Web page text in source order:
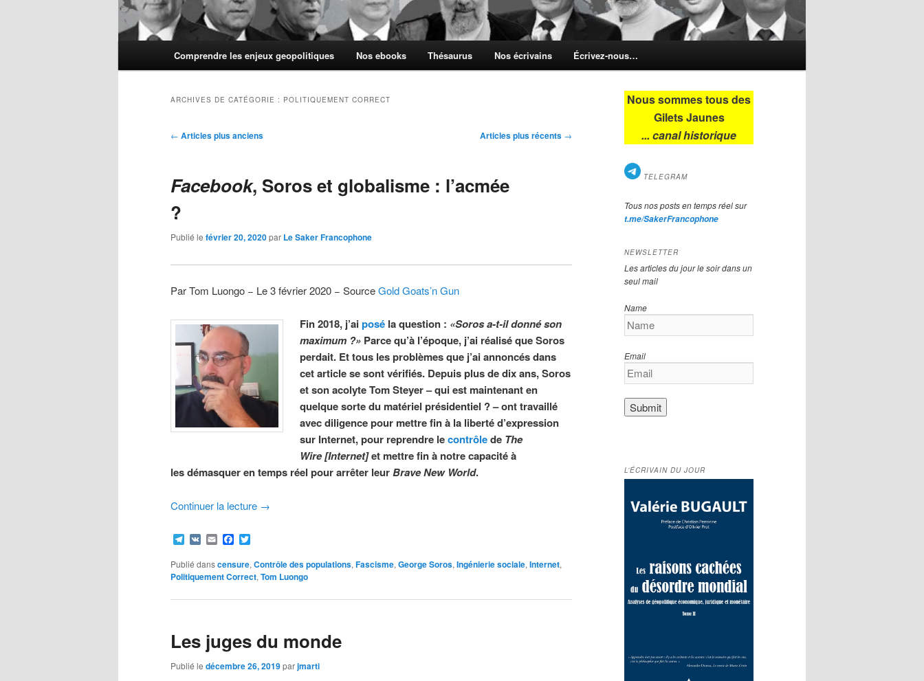
Comprendre les enjeux geopolitiques Nos ebooks Thésaurus Nos écrivains Écrivez-nous…
ARCHIVES DE CATÉGORIE : POLITIQUEMENT CORRECT
Navigation
← Articles plus anciens Articles plus récents →
Facebook, Soros et globalisme : l’acmée
?
Publié le février 20, 2020par Le Saker Francophone
Par Tom Luongo − Le 3 février 2020 − SourceGold Goats’n Gun
Fin 2018, j’aiposé la question : «Soros a-t-il donné son
maximum ?» Parce qu’à l’époque, j’ai réalisé que Soros
perdait. Et tous les problèmes que j’ai annoncés dans
cet article se sont vérifiés. Depuis plus de dix ans, Soros
et son acolyte Tom Steyer – qui est maintenant en
quelque sorte du matériel présidentiel ? – ont travaillé
avec diligence pour mettre fin à la liberté d’expression
sur Internet, pour reprendre lecontrôlede The
Wire[Internet]et mettre fin à notre capacité à
les démasquer en temps réel pour arrêter leurBrave New World.
Continuer la lecture →
Telegram
VK EmailFacebook
Publié danscensure, Contrôle des populations, Fascisme, George Soros, Ingénierie sociale, Internet,
Politiquement Correct, Tom Luongo
Les juges du monde
Publié le décembre 26, 2019parjmarti
Nous sommes tous des
Gilets Jaunes
... canal historique
TELEGRAM
Tous nos posts en temps réel sur
t.me/SakerFrancophone
NEWSLETTER
Les articles du jour le soir dans un
seul mail
Name
Email
L’ÉCRIVAIN DU JOUR